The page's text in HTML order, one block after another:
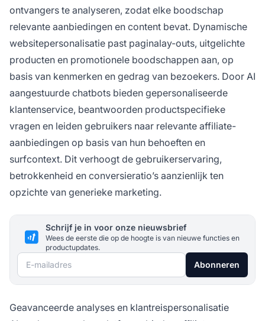
ontvangers te analyseren, zodat elke boodschap
relevante aanbiedingen en content bevat. Dynamische
websitepersonalisatie past paginalay-outs, uitgelichte
producten en promotionele boodschappen aan, op
basis van kenmerken en gedrag van bezoekers. Door AI
aangestuurde chatbots bieden gepersonaliseerde
klantenservice, beantwoorden productspecifieke
vragen en leiden gebruikers naar relevante affiliate-
aanbiedingen op basis van hun behoeften en
surfcontext. Dit verhoogt de gebruikerservaring,
betrokkenheid en conversieratio’s aanzienlijk ten
opzichte van generieke marketing.
Schrijf je in voor onze nieuwsbrief
Wees de eerste die op de hoogte is van nieuwe functies en
productupdates.
E-mailadres Abonneren
Geavanceerde analyses en klantreispersonalisatie